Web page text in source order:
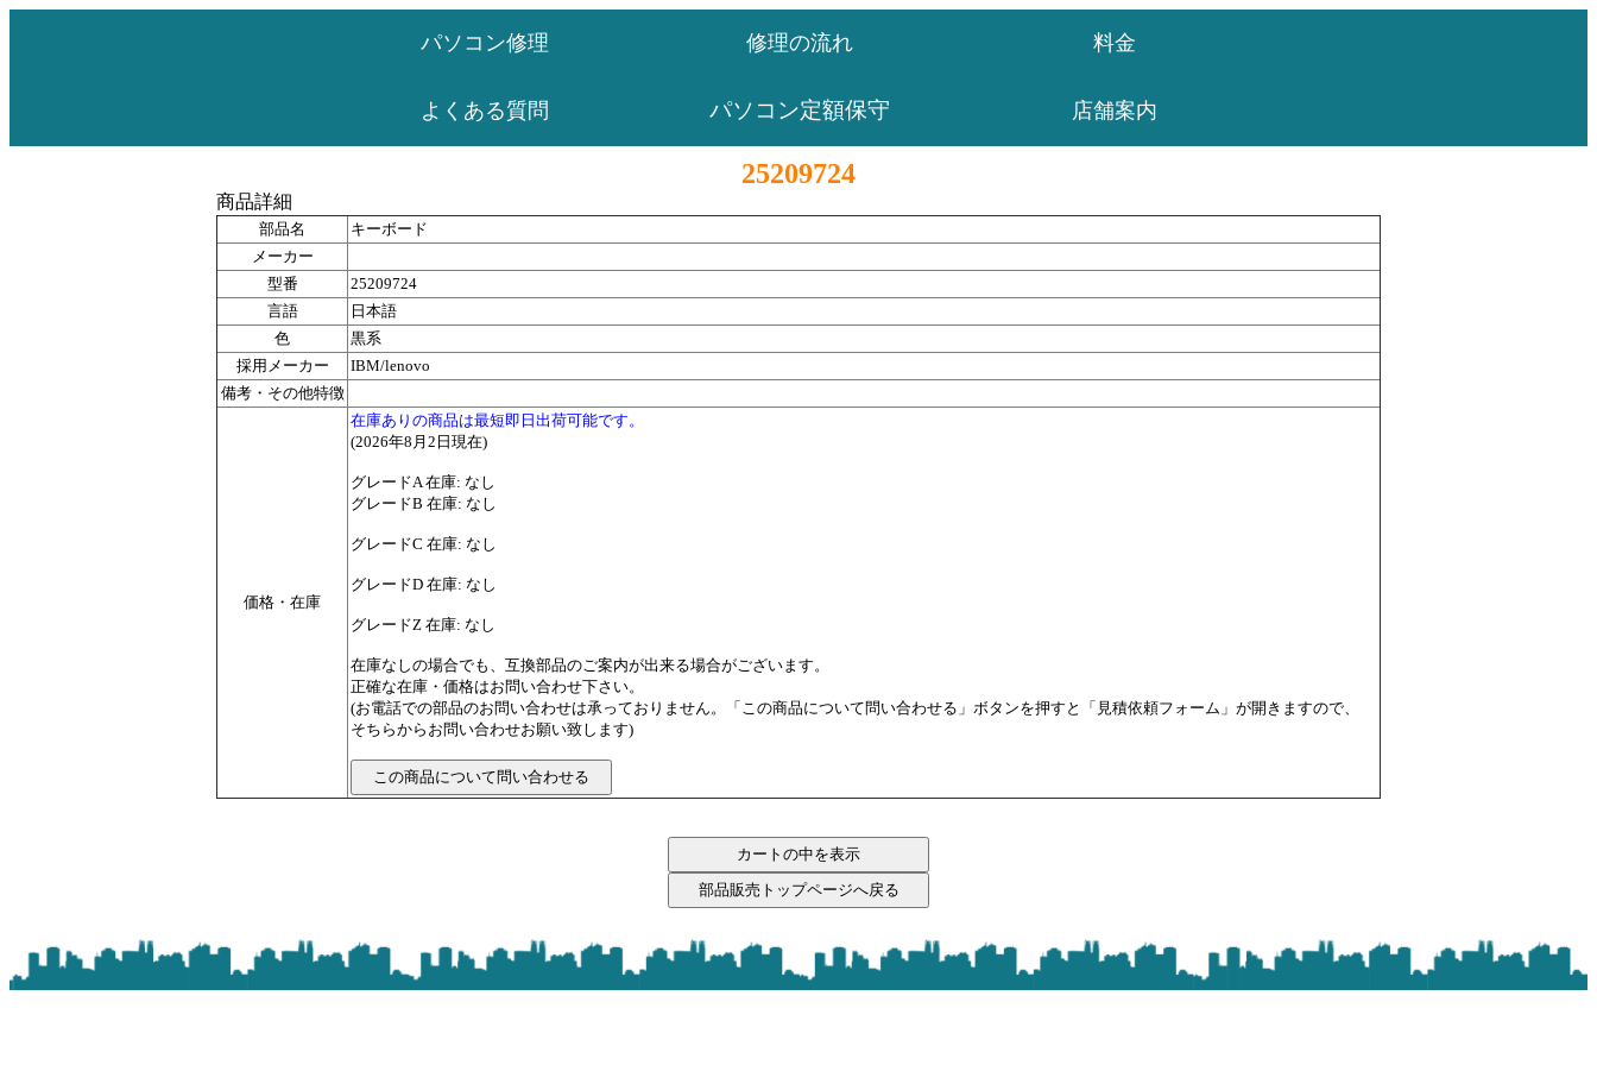
パソコン修理 修理の流れ 料金
よくある質問 パソコン定額保守 店舗案内
25209724
商品詳細
部品名
キーボード
メーカー
型番
25209724
言語
日本語
色
黒系
採用メーカー
IBM/lenovo
備考・その他特徴
価格・在庫
在庫ありの商品は最短即日出荷可能です。
(2026年8月2日現在)
グレードA 在庫: なし
グレードB 在庫: なし
グレードC 在庫: なし
グレードD 在庫: なし
グレードZ 在庫: なし
在庫なしの場合でも、互換部品のご案内が出来る場合がございます。
正確な在庫・価格はお問い合わせ下さい。
(お電話での部品のお問い合わせは承っておりません。「この商品について問い合わせる」ボタンを押すと「見積依頼フォーム」が開きますので、
そちらからお問い合わせお願い致します)